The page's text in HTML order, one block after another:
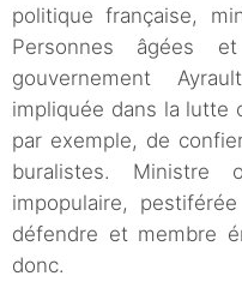
politique française,
Personnes âgées
gouvernement
impliquée dans la lutte
par exemple, de
buralistes. Ministre
impopulaire,
défendre et membre
donc.